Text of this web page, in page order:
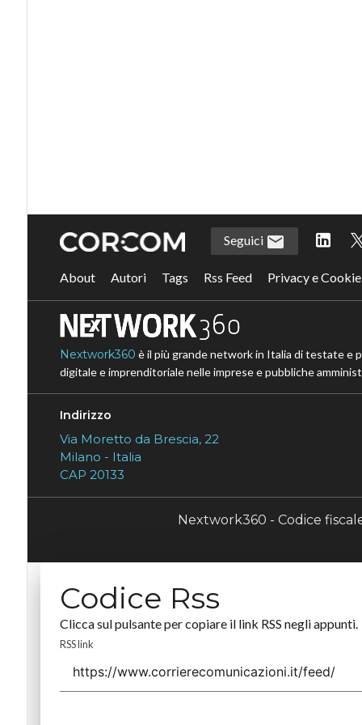
Seguici
About Autori Tags Rss Feed Privacy e
Nextwork360 è il più grande network in Italia di testate e
digitale e imprenditoriale nelle imprese e pubbliche
Indirizzo
Via Moretto da Brescia, 22
Milano - Italia
CAP 20133
Nextwork360 - Codice
Codice Rss
Clicca sul pulsante per copiare il link RSS negli appunti.
RSS link